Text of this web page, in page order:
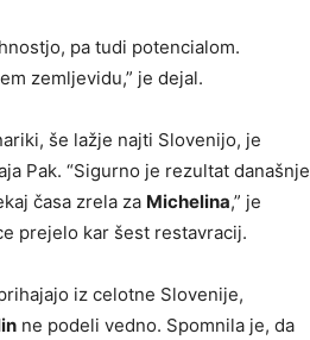
pa tudi potencialom.
zemljevidu,” je dejal.
še lažje najti Slovenijo, je
Pak. “Sigurno je rezultat današnje
časa zrela za Michelina,” je
prejelo kar šest restavracij.
iz celotne Slovenije,
ne podeli vedno. Spomnila je, da